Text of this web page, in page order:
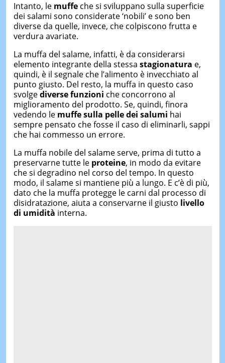
Intanto, le muffeche si sviluppano sulla superficie
dei salami sono considerate ‘nobili’ e sono ben
diverse da quelle, invece, che colpiscono frutta e
verdura avariate.
La muffa del salame, infatti, è da considerarsi
elemento integrante della stessa stagionatura e,
quindi, è il segnale che l’alimento è invecchiato al
punto giusto. Del resto, la muffa in questo caso
svolgediverse funzioni che concorrono al
miglioramento del prodotto. Se, quindi, finora
vedendo le muffe sulla pelle dei salumi hai
sempre pensato che fosse il caso di eliminarli, sappi
che hai commesso un errore.
La muffa nobile del salame serve, prima di tutto a
preservarne tutte le proteine, in modo da evitare
che si degradino nel corso del tempo. In questo
modo, il salame si mantiene più a lungo. E c’è di più,
dato che la muffa protegge le carni dal processo di
disidratazione, aiuta a conservarne il giusto livello
di umidità interna.